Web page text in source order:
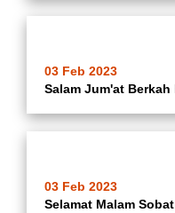
03 Feb 2023
03 Feb 2023